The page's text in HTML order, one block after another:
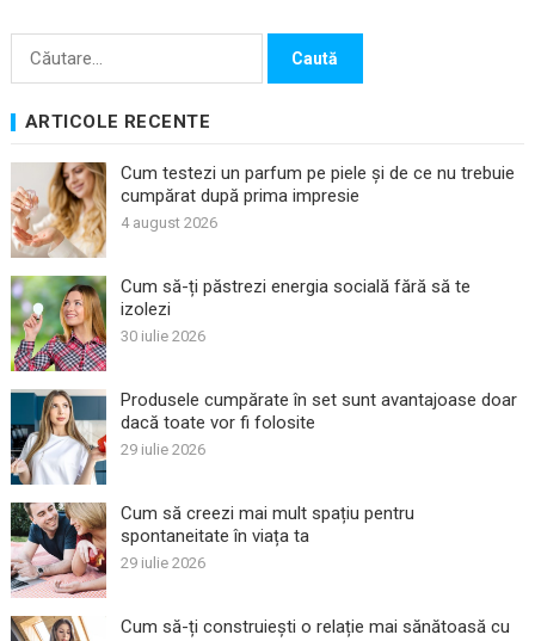
Caută
ARTICOLE RECENTE
Cum testezi un parfum pe piele și de ce nu trebuie
cumpărat după prima impresie
4 august 2026
Cum să-ți păstrezi energia socială fără să te
izolezi
30 iulie 2026
Produsele cumpărate în set sunt avantajoase doar
dacă toate vor fi folosite
29 iulie 2026
Cum să creezi mai mult spațiu pentru
spontaneitate în viața ta
29 iulie 2026
Cum să-ți construiești o relație mai sănătoasă cu